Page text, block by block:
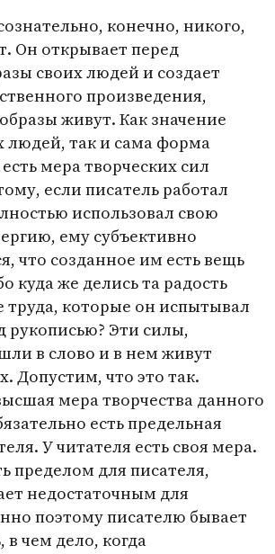
конечно, никого,
Он открывает перед
своих людей и создает
произведения,
живут. Как значение
людей, так и сама форма
мера творческих сил
если писатель работал
использовал свою
ему субъективно
что созданное им есть вещь
куда же делись та радость
труда, которые он испытывал
рукописью? Эти силы,
в слово и в нем живут
Допустим, что это так.
мера творчества данного
есть предельная
У читателя есть своя мера.
пределом для писателя,
недостаточным для
поэтому писателю бывает
в чем дело, когда